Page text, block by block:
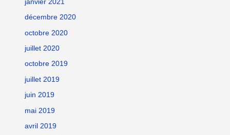
janvier 2021
décembre 2020
octobre 2020
juillet 2020
octobre 2019
juillet 2019
juin 2019
mai 2019
avril 2019